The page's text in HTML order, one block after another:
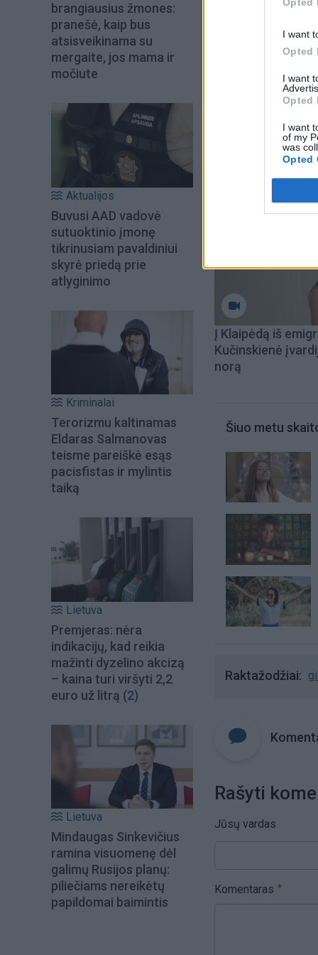
I want
Opted
I want
Opted
I want
of my
was
Opted
brangiausius žmones:
pranešė, kaip bus
atsisveikinama su
mergaite, jos mama ir
močiute
Aktualijos
Buvusi AAD vadovė
sutuoktinio įmonę
tikrinusiam pavaldiniui
skyrė priedą prie
atlyginimo
Kriminalai
Terorizmu kaltinamas
Eldaras Salmanovas
teisme pareiškė esąs
pacisfistas ir mylintis
taiką
Lietuva
Premjeras: nėra
indikacijų, kad reikia
mažinti dyzelino akcizą
– kaina turi viršyti 2,2
euro už litrą (2)
Lietuva
Mindaugas Sinkevičius
ramina visuomenę dėl
galimų Rusijos planų:
piliečiams nereikėtų
papildomai baimintis
Į Klaipėdą iš
Kučinskienė
norą
Šiuo metu
Raktažodžiai
Rašyti
Jūsų vardas
Komentaras